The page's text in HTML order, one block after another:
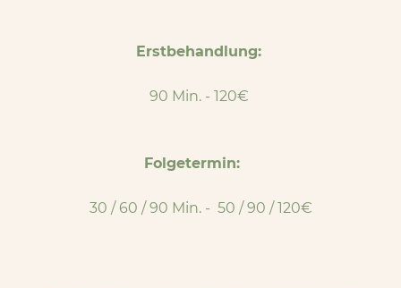
Erstbehandlung:
90 Min. - 120€
Folgetermin:
30 / 60 / 90 Min. - 50 / 90 / 120€